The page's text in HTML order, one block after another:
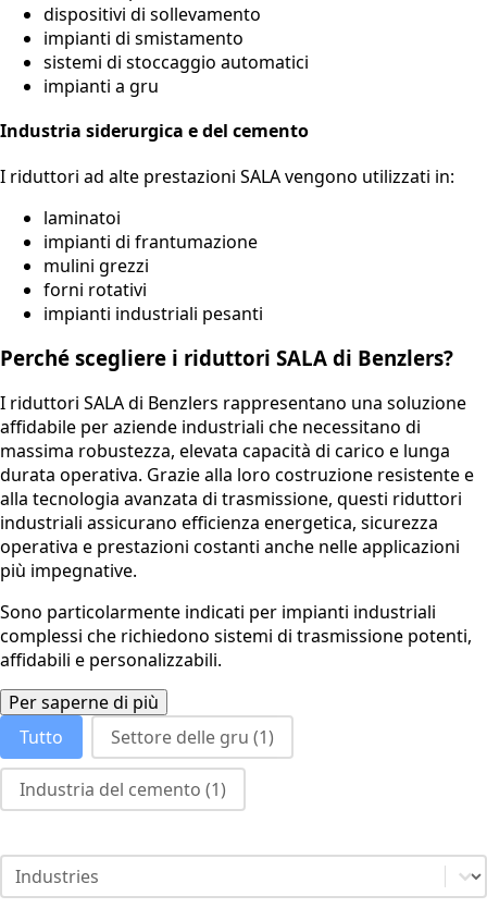
dispositivi di sollevamento
impianti di smistamento
sistemi di stoccaggio automatici
impianti a gru
Industria siderurgica e del cemento
I riduttori ad alte prestazioni SALA vengono utilizzati in:
laminatoi
impianti di frantumazione
mulini grezzi
forni rotativi
impianti industriali pesanti
Perché scegliere i riduttori SALA di Benzlers?
I riduttori SALA di Benzlers rappresentano una soluzione
affidabile per aziende industriali che necessitano di
massima robustezza, elevata capacità di carico e lunga
durata operativa. Grazie alla loro costruzione resistente e
alla tecnologia avanzata di trasmissione, questi riduttori
industriali assicurano efficienza energetica, sicurezza
operativa e prestazioni costanti anche nelle applicazioni
più impegnative.
Sono particolarmente indicati per impianti industriali
complessi che richiedono sistemi di trasmissione potenti,
affidabili e personalizzabili.
Per saperne di più
industries category facet - italian
Tutto Settore delle gru (1)
Industria del cemento (1)
industries category facet - mobile
Select content